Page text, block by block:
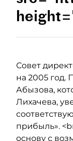
Совет
на 2005 год.
Абызова,
Лихачева,
прибыль».
основу с